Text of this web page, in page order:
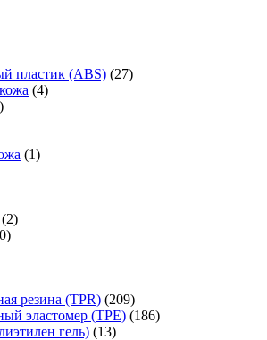
пластик (ABS) (27)
(4)
(1)
(2)
резина (TPR) (209)
эластомер (TPE) (186)
гель) (13)